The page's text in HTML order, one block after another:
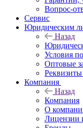
Вопрос-
Сервис
Юридическим
Назад
Условия
Оптовые
Компания
Назад
Компания
О
Лицензии